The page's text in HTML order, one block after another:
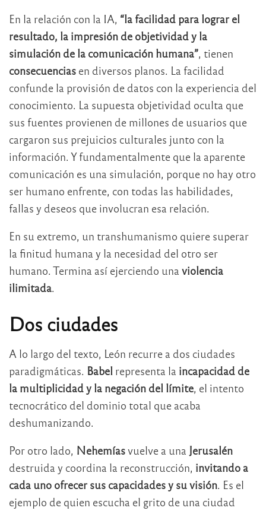
En la relación con la IA, “la facilidad para lograr el
resultado, la impresión de objetividad y la
simulación de la comunicación humana”, tienen
consecuencias en diversos planos. La facilidad
confunde la provisión de datos con la experiencia del
conocimiento. La supuesta objetividad oculta que
sus fuentes provienen de millones de usuarios que
cargaron sus prejuicios culturales junto con la
información. Y fundamentalmente que la aparente
comunicación es una simulación, porque no hay otro
ser humano enfrente, con todas las habilidades,
fallas y deseos que involucran esa relación.
En su extremo, un transhumanismo quiere superar
la finitud humana y la necesidad del otro ser
humano. Termina así ejerciendo una violencia
ilimitada.
Dos ciudades
A lo largo del texto, León recurre a dos ciudades
paradigmáticas. Babel representa la incapacidad de
la multiplicidad y la negación del límite, el intento
tecnocrático del dominio total que acaba
deshumanizando.
Por otro lado, Nehemíasvuelve a una Jerusalén
destruida y coordina la reconstrucción, invitando a
cada uno ofrecer sus capacidades y su visión. Es el
ejemplo de quien escucha el grito de una ciudad